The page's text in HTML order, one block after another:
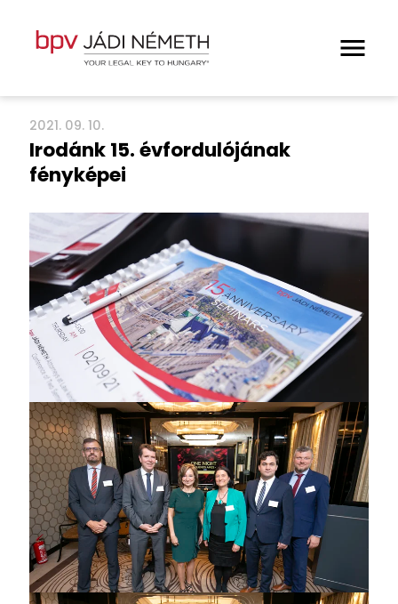
Elveink
Munkatársaink
Hírek és publikációk
Szakterületeink
bpv-Irodalánc
Videótár
2021. 09. 10.
Irodánk 15. évfordulójának
fényképei